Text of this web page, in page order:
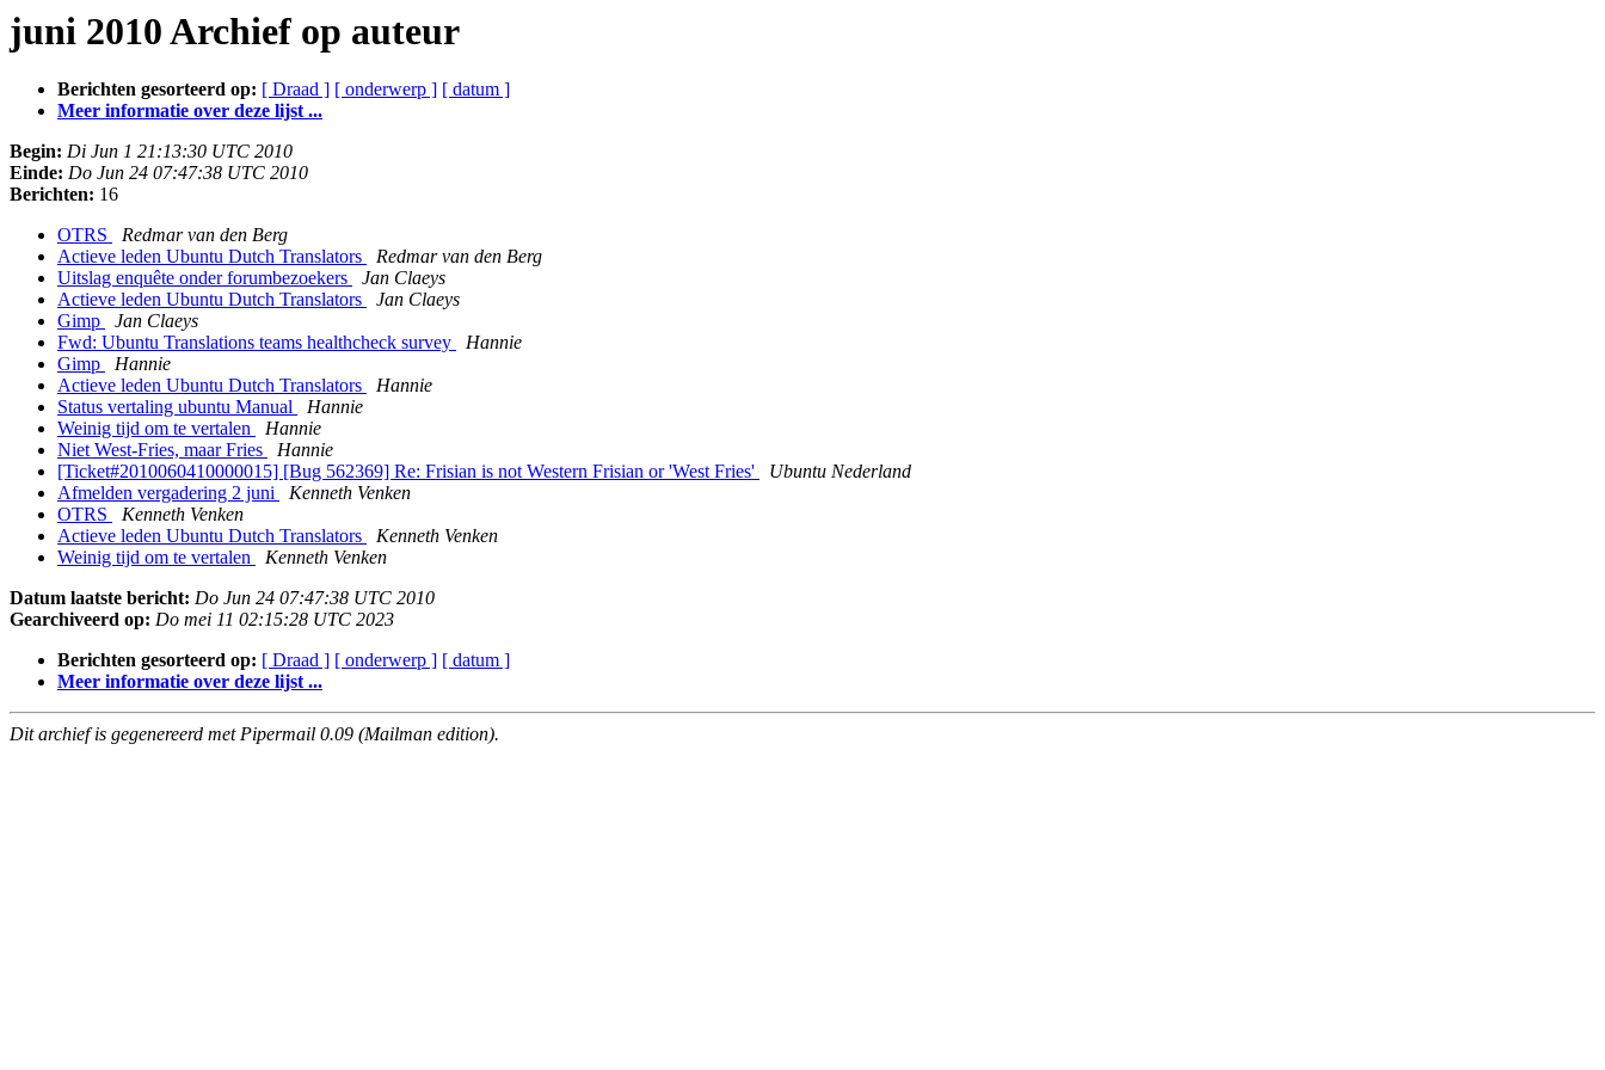
juni 2010 Archief op auteur
Berichten gesorteerd op: [ Draad ] [ onderwerp ] [ datum ]
Meer informatie over deze lijst ...
Begin: Di Jun 1 21:13:30 UTC 2010
Einde: Do Jun 24 07:47:38 UTC 2010
Berichten: 16
OTRS
Redmar van den Berg
Actieve leden Ubuntu Dutch Translators
Redmar van den Berg
Uitslag enquête onder forumbezoekers
Jan Claeys
Actieve leden Ubuntu Dutch Translators
Jan Claeys
Gimp
Jan Claeys
Fwd: Ubuntu Translations teams healthcheck survey
Hannie
Gimp
Hannie
Actieve leden Ubuntu Dutch Translators
Hannie
Status vertaling ubuntu Manual
Hannie
Weinig tijd om te vertalen
Hannie
Niet West-Fries, maar Fries
Hannie
[Ticket#2010060410000015] [Bug 562369] Re: Frisian is not Western Frisian or 'West Fries'
Ubuntu Nederland
Afmelden vergadering 2 juni
Kenneth Venken
OTRS
Kenneth Venken
Actieve leden Ubuntu Dutch Translators
Kenneth Venken
Weinig tijd om te vertalen
Kenneth Venken
Datum laatste bericht: Do Jun 24 07:47:38 UTC 2010
Gearchiveerd op: Do mei 11 02:15:28 UTC 2023
Berichten gesorteerd op: [ Draad ] [ onderwerp ] [ datum ]
Meer informatie over deze lijst ...
Dit archief is gegenereerd met Pipermail 0.09 (Mailman edition).